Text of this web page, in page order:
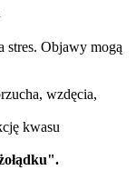
stres. Objawy mogą
wzdęcia,
kwasu